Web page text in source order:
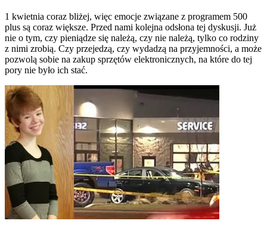
1 kwietnia coraz bliżej, więc emocje związane z programem 500
plus są coraz większe. Przed nami kolejna odsłona tej dyskusji. Już
nie o tym, czy pieniądze się należą, czy nie należą, tylko co rodziny
z nimi zrobią. Czy przejedzą, czy wydadzą na przyjemności, a może
pozwolą sobie na zakup sprzętów elektronicznych, na które do tej
pory nie było ich stać.